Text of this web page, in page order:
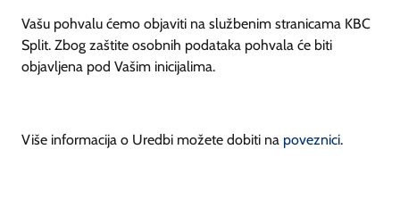
Vašu pohvalu ćemo objaviti na službenim stranicama KBC
Split. Zbog zaštite osobnih podataka pohvala će biti
objavljena pod Vašim inicijalima.
Više informacija o Uredbi možete dobiti na poveznici.